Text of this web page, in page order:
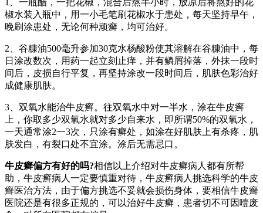
椒水装入瓶中，用一小毛笔刷花椒水于患处，每天坚持早午，
晚刷涂患处，无论何种顽癣，均可治好。
2、谷糠油500毫升参加30克水杨酸粉使其溶解在谷糠油中，每
日涂改数次，用药一起立刻止痒，并有鳞屑掉落，外抹一段时
间后，皮损自行平复，再坚持涂改一段时间后，肌肤色彩治好
成健康肌肤。
3、双氧水能治牛皮癣。往双氧水中对一半水，涂在牛皮癣
上，你取多少双氧水就对多少自来水，即所谓50%的双氧水，
一天通常涂2一3次，只涂有癣处，如涂在好肌肤上有杀疼，肌
肤发白，有裂口处不宜涂。涂后无需忌口。
牛皮癣偏方有好的吗?相信以上介绍对牛皮癣病人都有所帮
助，牛皮癣病人一定要慎重对待，牛皮癣病人挑选科学的牛皮
癣医治方法，由于偏方挑选不妥就会损伤身体，要相信牛皮癣
医院还是有很多正规的，可以治好牛皮癣，患者切不可因噎废